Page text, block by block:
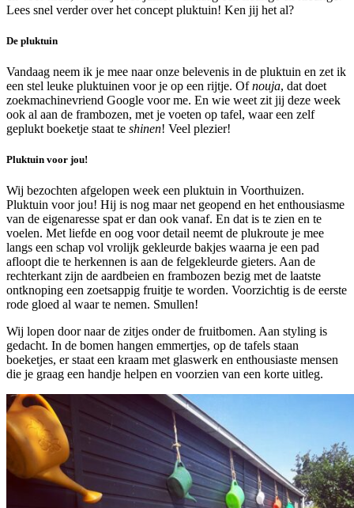
Lees snel verder over het concept pluktuin! Ken jij het al?
De pluktuin
Vandaag neem ik je mee naar onze belevenis in de pluktuin en zet ik
een stel leuke pluktuinen voor je op een rijtje. Ofnouja, dat doet
zoekmachinevriend Google voor me. En wie weet zit jij deze week
ook al aan de frambozen, met je voeten op tafel, waar een zelf
geplukt boeketje staat te shinen! Veel plezier!
Pluktuin voor jou!
Wij bezochten afgelopen week een pluktuin in Voorthuizen.
Pluktuin voor jou! Hij is nog maar net geopend en het enthousiasme
van de eigenaresse spat er dan ook vanaf. En dat is te zien en te
voelen. Met liefde en oog voor detail neemt de plukroute je mee
langs een schap vol vrolijk gekleurde bakjes waarna je een pad
afloopt die te herkennen is aan de felgekleurde gieters. Aan de
rechterkant zijn de aardbeien en frambozen bezig met de laatste
ontknoping een zoetsappig fruitje te worden. Voorzichtig is de eerste
rode gloed al waar te nemen. Smullen!
Wij lopen door naar de zitjes onder de fruitbomen. Aan styling is
gedacht. In de bomen hangen emmertjes, op de tafels staan
boeketjes, er staat een kraam met glaswerk en enthousiaste mensen
die je graag een handje helpen en voorzien van een korte uitleg.